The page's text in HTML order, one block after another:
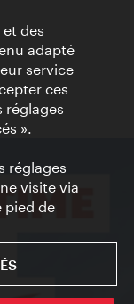
des
adapté
service
ces
réglages
».
réglages
visite via
pied de